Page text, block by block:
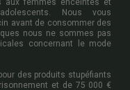
aux femmes enceintes et
Nous vous
avant de consommer des
nous ne sommes pas
concernant le mode
des produits stupéfiants
et de 75 000 €